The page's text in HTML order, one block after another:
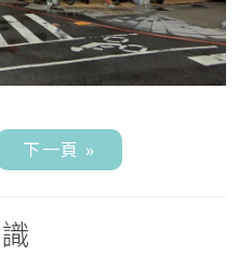
下一頁 »